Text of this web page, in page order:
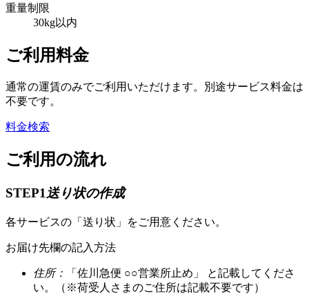
重量制限
30kg以内
ご利用料金
通常の運賃のみでご利用いただけます。別途サービス料金は
不要です。
料金検索
ご利用の流れ
STEP1 送り状の作成
各サービスの「送り状」をご用意ください。
お届け先欄の記入方法
住所：
「佐川急便 ○○営業所止め」 と記載してくださ
い。（※荷受人さまのご住所は記載不要です）